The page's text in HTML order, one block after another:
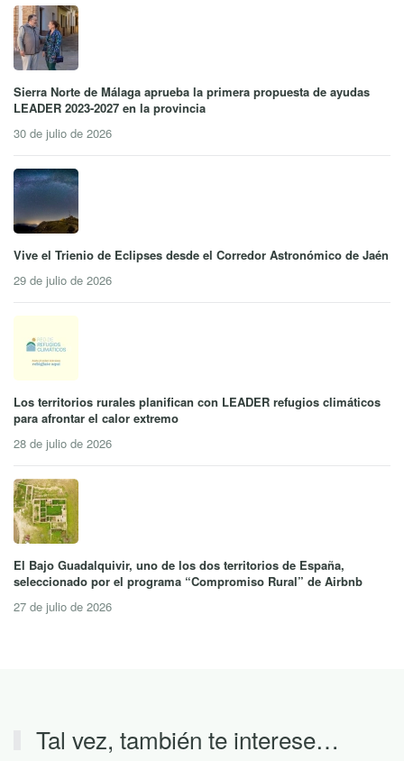
Sierra Norte de Málaga aprueba la primera propuesta de ayudas
LEADER 2023-2027 en la provincia
30 de julio de 2026
Vive el Trienio de Eclipses desde el Corredor Astronómico de Jaén
29 de julio de 2026
Los territorios rurales planifican con LEADER refugios climáticos
para afrontar el calor extremo
28 de julio de 2026
El Bajo Guadalquivir, uno de los dos territorios de España,
seleccionado por el programa “Compromiso Rural” de Airbnb
27 de julio de 2026
Tal vez, también te interese…